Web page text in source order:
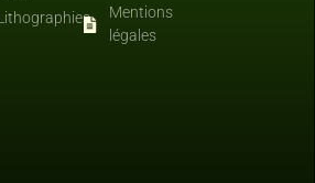
Mentions
légales